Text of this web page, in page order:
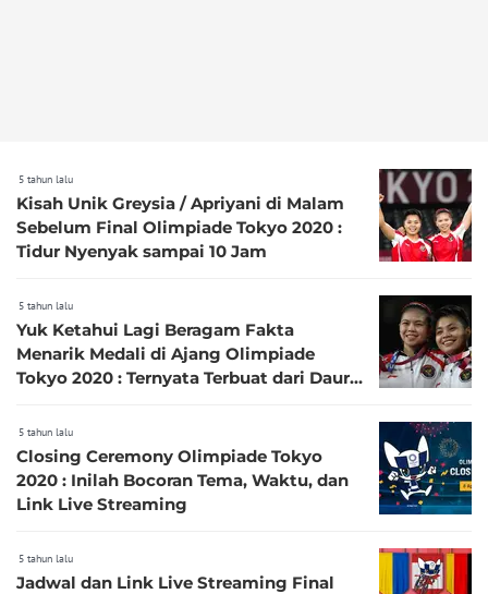
5 tahun lalu
Kisah Unik Greysia / Apriyani di Malam
Sebelum Final Olimpiade Tokyo 2020 :
Tidur Nyenyak sampai 10 Jam
5 tahun lalu
Yuk Ketahui Lagi Beragam Fakta
Menarik Medali di Ajang Olimpiade
Tokyo 2020 : Ternyata Terbuat dari Daur
5 tahun lalu
Closing Ceremony Olimpiade Tokyo
2020 : Inilah Bocoran Tema, Waktu, dan
Link Live Streaming
5 tahun lalu
Jadwal dan Link Live Streaming Final